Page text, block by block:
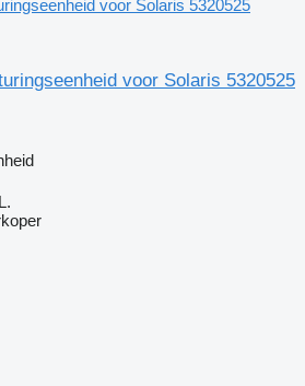
voor Solaris 5320525